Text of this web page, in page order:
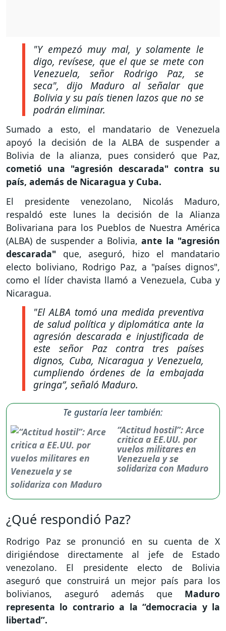
"Y empezó muy mal, y solamente le
digo, revísese, que el que se mete con
Venezuela, señor Rodrigo Paz, se
seca", dijo Maduro al señalar que
Bolivia y su país tienen lazos que no se
podrán eliminar.
Sumado a esto, el mandatario de Venezuela
apoyó la decisión de la ALBA de suspender a
Bolivia de la alianza, pues consideró que Paz,
cometió una "agresión descarada" contra su
país, además de Nicaragua y Cuba.
El presidente venezolano, Nicolás Maduro,
respaldó este lunes la decisión de la Alianza
Bolivariana para los Pueblos de Nuestra América
(ALBA) de suspender a Bolivia, ante la "agresión
descarada" que, aseguró, hizo el mandatario
electo boliviano, Rodrigo Paz, a "países dignos",
como el líder chavista llamó a Venezuela, Cuba y
Nicaragua.
"El ALBA tomó una medida preventiva
de salud política y diplomática ante la
agresión descarada e injustificada de
este señor Paz contra tres países
dignos, Cuba, Nicaragua y Venezuela,
cumpliendo órdenes de la embajada
gringa”, señaló Maduro.
Te gustaría leer también:
“Actitud hostil”: Arce
critica a EE.UU. por
vuelos militares en
Venezuela y se
solidariza con Maduro
¿Qué respondió Paz?
Rodrigo Paz se pronunció en su cuenta de X
dirigiéndose directamente al jefe de Estado
venezolano. El presidente electo de Bolivia
aseguró que construirá un mejor país para los
bolivianos, aseguró además que Maduro
representa lo contrario a la “democracia y la
libertad”.